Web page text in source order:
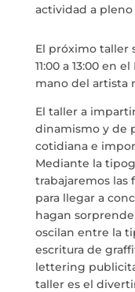
actividad a
El próximo taller
11:00 a 13:00 en
mano del artista
El taller a
dinamismo y de
cotidiana e
Mediante la
trabajaremos las
para llegar a
hagan
oscilan entre la
escritura de
lettering
taller es el